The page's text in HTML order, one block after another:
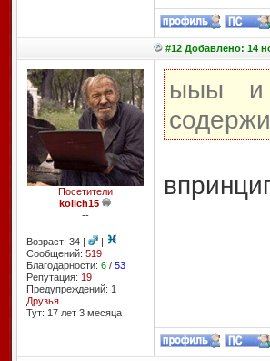
#12 Добавлено: 14
Посетители
kolich15
--
Возраст: 34 |
|
Сообщений: 519
Благодарности: 6/ 53
Репутация: 19
Предупреждений: 1
Друзья
Тут: 17 лет 3 месяцa
ыыы и